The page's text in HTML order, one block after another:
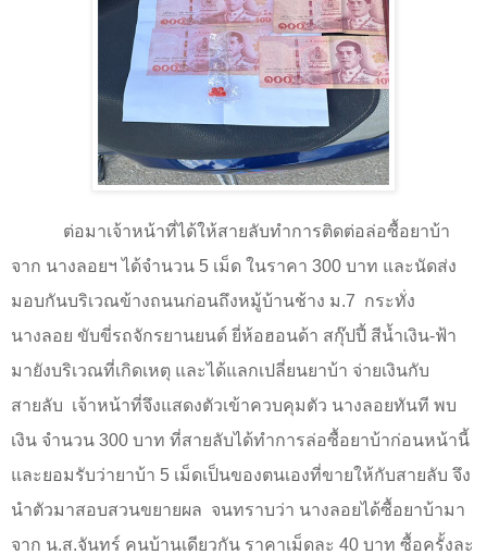
ต่อมาเจ้าหน้าที่ได้ให้สายลับทำการติดต่อล่อซื้อยาบ้า
จาก นางลอยฯ ได้จำนวน 5 เม็ด ในราคา 300 บาท และนัดส่ง
มอบกันบริเวณข้างถนนก่อนถึงหมู้บ้านช้าง ม.7 กระทั่ง
นางลอย ขับขี่รถจักรยานยนต์ ยี่ห้อฮอนด้า สกุ๊ปปี้ สีน้ำเงิน-ฟ้า
มายังบริเวณที่เกิดเหตุ และได้แลกเปลี่ยนยาบ้า จ่ายเงินกับ
สายลับ เจ้าหน้าที่จึงแสดงตัวเข้าควบคุมตัว นางลอยทันที พบ
เงิน จำนวน 300 บาท ที่สายลับได้ทำการล่อซื้อยาบ้าก่อนหน้านี้
และยอมรับว่ายาบ้า 5 เม็ดเป็นของตนเองที่ขายให้กับสายลับ จึง
นำตัวมาสอบสวนขยายผล จนทราบว่า นางลอยได้ซื้อยาบ้ามา
จาก น.ส.จันทร์ คนบ้านเดียวกัน ราคาเม็ดละ 40 บาท ซื้อครั้งละ